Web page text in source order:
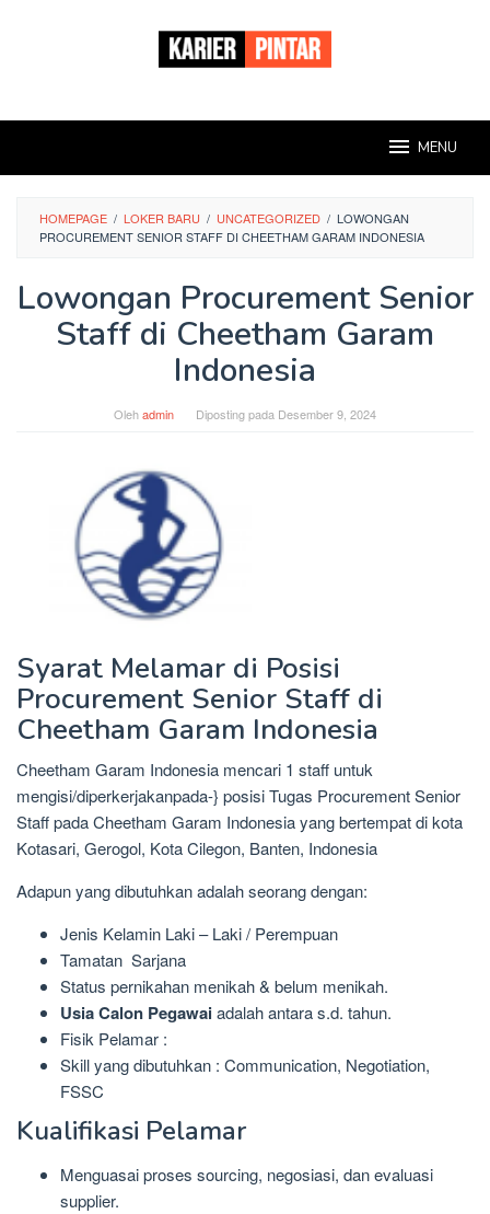
MENU
HOMEPAGE / LOKER BARU / UNCATEGORIZED / LOWONGAN
PROCUREMENT SENIOR STAFF DI CHEETHAM GARAM INDONESIA
Lowongan Procurement Senior
Staff di Cheetham Garam
Indonesia
Olehadmin Diposting pada Desember 9, 2024
Syarat Melamar di Posisi
Procurement Senior Staff di
Cheetham Garam Indonesia
Cheetham Garam Indonesia mencari 1 staff untuk
mengisi/diperkerjakanpada-} posisi Tugas Procurement Senior
Staff pada Cheetham Garam Indonesia yang bertempat di kota
Kotasari, Gerogol, Kota Cilegon, Banten, Indonesia
Adapun yang dibutuhkan adalah seorang dengan:
Jenis Kelamin Laki – Laki / Perempuan
Tamatan Sarjana
Status pernikahan menikah & belum menikah.
Usia Calon Pegawaiadalah antara s.d. tahun.
Fisik Pelamar :
Skill yang dibutuhkan : Communication, Negotiation,
FSSC
Kualifikasi Pelamar
Menguasai proses sourcing, negosiasi, dan evaluasi
supplier.